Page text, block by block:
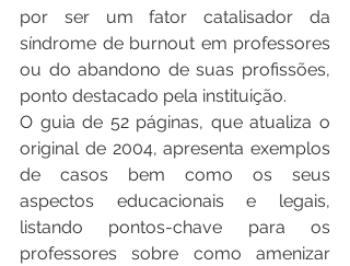
por ser um fator catalisador da
síndrome de burnout em professores
ou do abandono de suas profissões,
ponto destacado pela instituição.
O guia de 52 páginas, que atualiza o
original de 2004, apresenta exemplos
de casos bem como os seus
aspectos educacionais e legais,
listando pontos-chave para os
professores sobre como amenizar